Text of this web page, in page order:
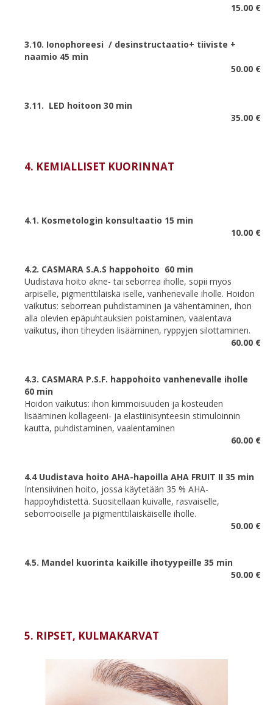
15.00 €
3.10. Ionophoreesi / desinstructaatio+ tiiviste +
naamio 45 min
50.00 €
3.11. LED hoitoon 30 min
35.00 €
4. KEMIALLISET KUORINNAT
4.1. Kosmetologin konsultaatio 15 min
10.00 €
4.2. CASMARA S.A.S happohoito 60 min
Uudistava hoito akne- tai seborrea iholle, sopii myös
arpiselle, pigmenttiläiskä iselle, vanhenevalle iholle. Hoidon
vaikutus: seborrean puhdistaminen ja vähentäminen, ihon
alla olevien epäpuhtauksien poistaminen, vaalentava
vaikutus, ihon tiheyden lisääminen, ryppyjen silottaminen.
60.00 €
4.3. CASMARA P.S.F. happohoito vanhenevalle iholle
60 min
Hoidon vaikutus: ihon kimmoisuuden ja kosteuden
lisääminen kollageeni- ja elastiinisynteesin stimuloinnin
kautta, puhdistaminen, vaalentaminen
60.00 €
4.4 Uudistava hoito AHA-hapoilla AHA FRUIT II 35 min
Intensiivinen hoito, jossa käytetään 35 % AHA-
happoyhdistettä. Suositellaan kuivalle, rasvaiselle,
seborrooiselle ja pigmenttiläiskäiselle iholle.
50.00 €
4.5. Mandel kuorinta kaikille ihotyypeille 35 min
50.00 €
5. RIPSET, KULMAKARVAT